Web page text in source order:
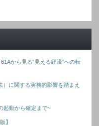
から見る“見える経済”への転
に関する実務的影響を踏まえ
起動から確定まで~
】